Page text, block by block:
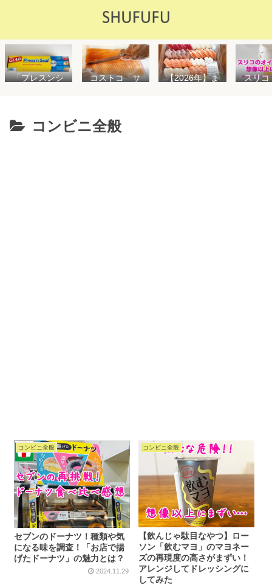
「プレスンシ
以外で売って
る店はどこ？
コストコ「サ
濃い”！食べ方
や冷凍保存方
【2026年】ま
スリコ
コンビニ全般
コンビニ全般
セブンのドーナツ！種類や気
になる味を調査！「お店で揚
げたドーナツ」の魅力とは？
2024.11.29
コンビニ全般
【飲んじゃ駄目なやつ】ロー
ソン「飲むマヨ」のマヨネー
ズの再現度の高さがまずい！
アレンジしてドレッシングに
してみた